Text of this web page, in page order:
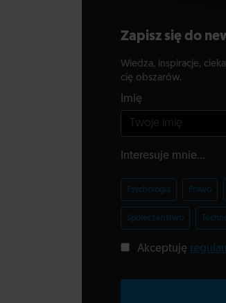
Zapisz się do
Wiedza, inspiracje,
cię obszarów.
Imię
Interesuje mnie...
Psychologia Prawo
Społeczeństwo
Akceptuję